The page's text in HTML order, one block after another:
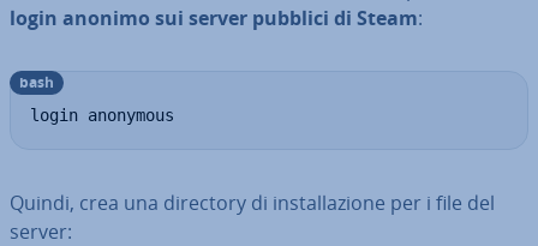
login anonimo sui server pubblici di Steam:
login anonymous
bash
Quindi, crea una directory di in­stal­la­zio­ne per i file del
server: